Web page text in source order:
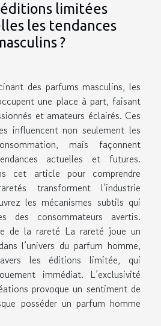
limitées
les tendances
?
des parfums masculins, les
une place à part, faisant
et amateurs éclairés. Ces
influencent non seulement les
mais façonnent
actuelles et futures.
cet article pour comprendre
transforment l’industrie
les mécanismes subtils qui
des consommateurs avertis.
de la rareté La rareté joue un
l’univers du parfum homme,
les éditions limitée, qui
immédiat. L’exclusivité
provoque un sentiment de
posséder un parfum homme